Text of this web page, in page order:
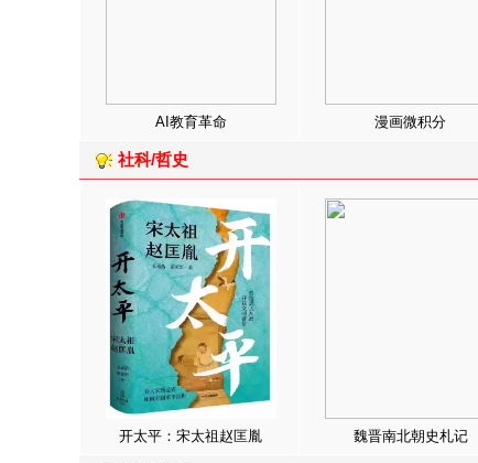
AI教育革命 漫画微积分
社科/哲史
开太平：宋太祖赵匡胤 魏晋南北朝史札记